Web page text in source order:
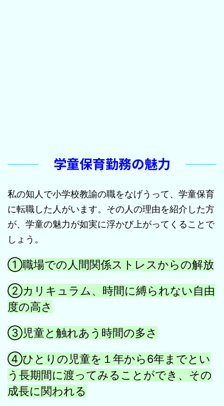
学童保育勤務の魅力
私の知人で小学校教諭の職をなげうって、学童保育
に転職した人がいます。その人の理由を紹介した方
が、学童の魅力が如実に浮かび上がってくることで
しょう。
①職場での人間関係ストレスからの解放
②カリキュラム、時間に縛られない自由
度の高さ
③児童と触れあう時間の多さ
④ひとりの児童を１年から6年までとい
う長期間に渡ってみることができ、その
成長に関われる